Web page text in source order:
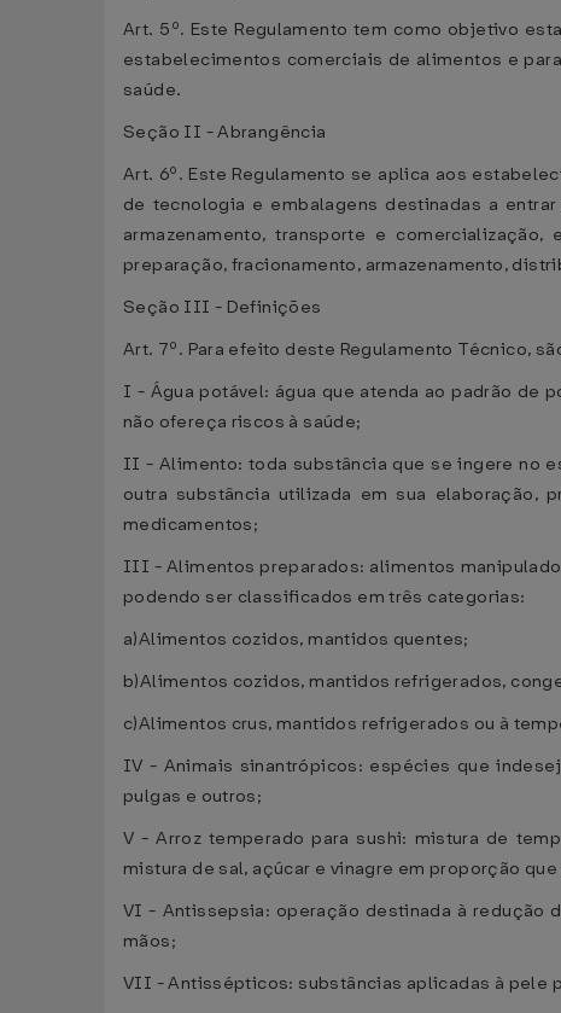
Art. 5º. Este Regulamento tem como objetivo
estabelecimentos comerciais de alimentos e
saúde.
Seção II - Abrangência
Art. 6º. Este Regulamento se aplica aos
de tecnologia e embalagens destinadas a
armazenamento, transporte e
preparação, fracionamento, armazenamento,
Seção III - Definições
Art. 7º. Para efeito deste Regulamento Técnico,
I - Água potável: água que atenda ao padrão de
não ofereça riscos à saúde;
II - Alimento: toda substância que se ingere no
outra substância utilizada em sua elaboração,
medicamentos;
III - Alimentos preparados: alimentos
podendo ser classificados em três categorias:
a)Alimentos cozidos, mantidos quentes;
b)Alimentos cozidos, mantidos refrigerados,
c)Alimentos crus, mantidos refrigerados ou à
IV - Animais sinantrópicos: espécies que
pulgas e outros;
V - Arroz temperado para sushi: mistura de
mistura de sal, açúcar e vinagre em proporção
VI - Antissepsia: operação destinada à redução
mãos;
VII - Antissépticos: substâncias aplicadas à pele